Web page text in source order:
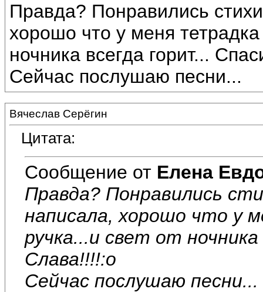
Правда? Понравились
хорошо что у меня
ночника всегда горит...
Сейчас послушаю песни...
Вячеслав Серёгин
Цитата:
Сообщение от Елена
Правда? Понравились
написала, хорошо что у
ручка...и свет от
Слава!!!!:o
Сейчас послушаю песни...